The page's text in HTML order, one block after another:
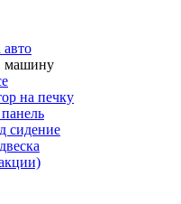
машину
на печку
сидение